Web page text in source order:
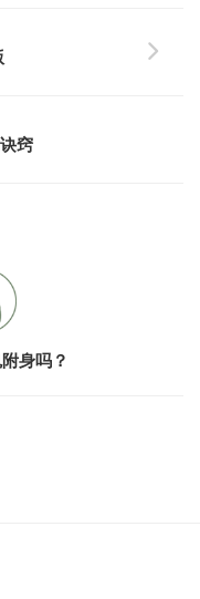
窍
身吗？